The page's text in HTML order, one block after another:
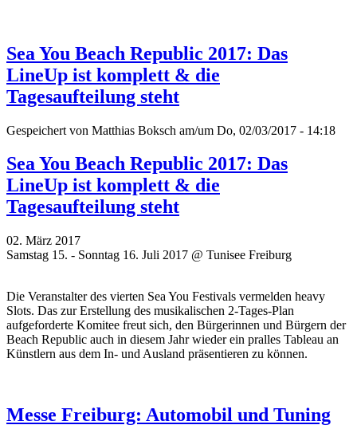
Sea You Beach Republic 2017: Das
LineUp ist komplett & die
Tagesaufteilung steht
Gespeichert von Matthias Boksch am/um Do, 02/03/2017 - 14:18
Sea You Beach Republic 2017: Das
LineUp ist komplett & die
Tagesaufteilung steht
02. März 2017
Samstag 15. - Sonntag 16. Juli 2017 @ Tunisee Freiburg
Die Veranstalter des vierten Sea You Festivals vermelden heavy
Slots. Das zur Erstellung des musikalischen 2-Tages-Plan
aufgeforderte Komitee freut sich, den Bürgerinnen und Bürgern der
Beach Republic auch in diesem Jahr wieder ein pralles Tableau an
Künstlern aus dem In- und Ausland präsentieren zu können.
Messe Freiburg: Automobil und Tuning